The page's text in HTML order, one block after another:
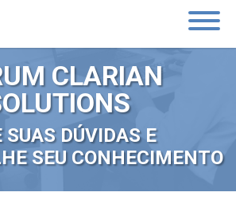
Toggle
CLARIAN
SUAS DÚVIDAS E
SEU CONHECIMENTO